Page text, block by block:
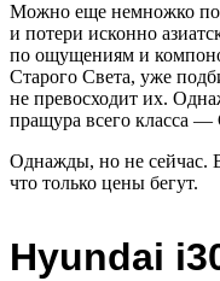
Можно еще немножко
и потери исконно
по ощущениям и
Старого Света, уже
не превосходит их.
пращура всего класса
Однажды, но не сейчас.
что только цены бегут.
Hyundai